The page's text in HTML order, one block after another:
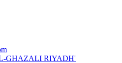
GHAZALI RIYADH'